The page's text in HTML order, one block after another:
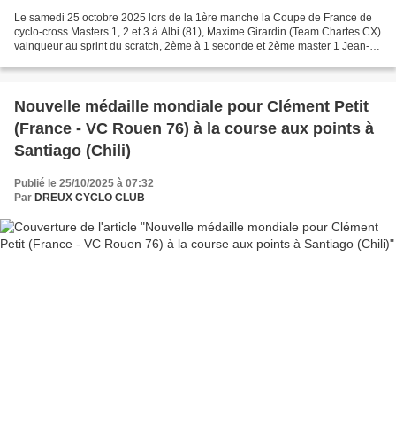
Le samedi 25 octobre 2025 lors de la 1ère manche la Coupe de France de
cyclo-cross Masters 1, 2 et 3 à Albi (81), Maxime Girardin (Team Chartes CX)
vainqueur au sprint du scratch, 2ème à 1 seconde et 2ème master 1 Jean-
Nouvelle médaille mondiale pour Clément Petit
(France - VC Rouen 76) à la course aux points à
Santiago (Chili)
Publié le 25/10/2025 à 07:32
Par DREUX CYCLO CLUB